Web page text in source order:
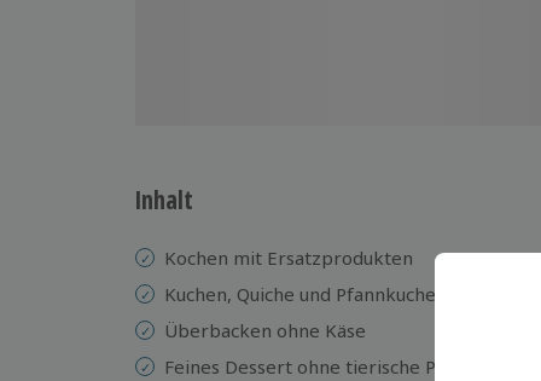
Inhalt
Kochen mit Ersatzprodukten
Kuchen, Quiche und Pfannkuchen ohne
Überbacken ohne Käse
Feines Dessert ohne tierische Produkte